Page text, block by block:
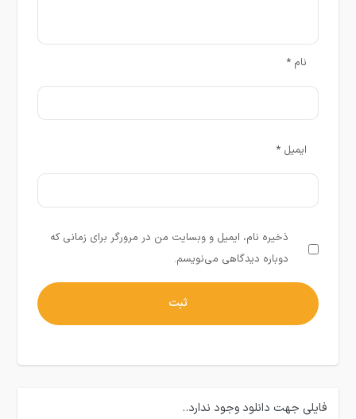
نام*
ایمیل*
ذخیره نام، ایمیل و وبسایت من در مرورگر برای زمانی که
دوباره دیدگاهی می‌نویسم.
فایلی جهت دانلود وجود ندارد..